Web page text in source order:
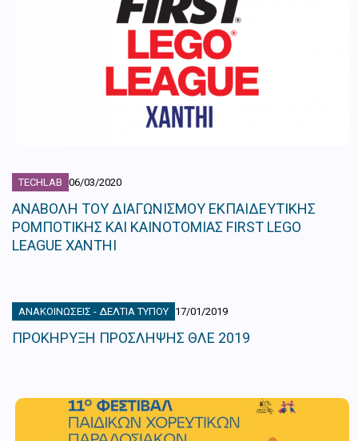
TECHLAB 06/03/2020
ΑΝΑΒΟΛΗ ΤΟΥ ΔΙΑΓΩΝΙΣΜΟΥ ΕΚΠΑΙΔΕΥΤΙΚΗΣ
ΡΟΜΠΟΤΙΚΗΣ ΚΑΙ ΚΑΙΝΟΤΟΜΙΑΣ FIRST LEGO
LEAGUE XANTHI
ΑΝΑΚΟΙΝΏΣΕΙΣ - ΔΕΛΤΊΑ ΤΎΠΟΥ 17/01/2019
ΠΡΟΚΗΡΥΞΗ ΠΡΟΣΛΗΨΗΣ ΘΛΕ 2019